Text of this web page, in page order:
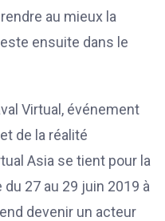
au mieux la
ensuite dans le
Virtual, événement
de la réalité
Asia se tient pour la
27 au 29 juin 2019 à
devenir un acteur